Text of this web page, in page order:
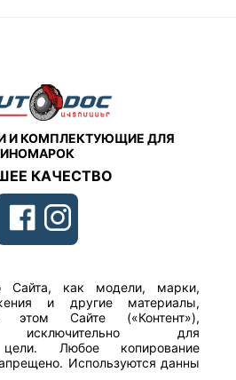
И КОМПЛЕКТУЮЩИЕ ДЛЯ
ИНОМАРОК
КАЧЕСТВО
Сайта, как модели, марки,
и другие материалы,
этом Сайте («Контент»),
исключительно для
цели. Любое копирование
Используются данны